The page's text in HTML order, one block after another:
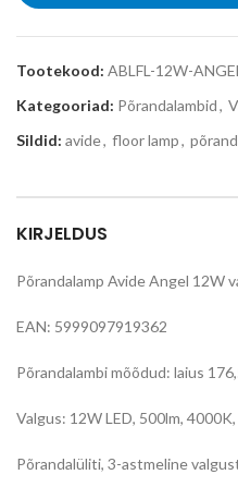
Tootekood: ABLFL-12W-
Kategooriad: Põrandalambid,
Sildid: avide, floor lamp,
KIRJELDUS
Põrandalamp Avide Angel 12W
EAN: 5999097919362
Põrandalambi mõõdud: laius
Valgus: 12W LED, 500lm,
Põrandalüliti, 3-astmeline